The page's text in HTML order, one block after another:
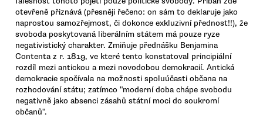
otevřeně přiznává (přesněji řečeno: on sám to deklaruje jako
naprostou samozřejmost, či dokonce exkluzivní přednost!!), že
svoboda poskytovaná liberálním státem má pouze ryze
negativistický charakter. Zmiňuje přednášku Benjamina
Contenta z r. 1819, ve které tento konstatoval principiální
rozdíl mezi antickou a mezi novodobou demokracií. Antická
demokracie spočívala na možnosti spoluúčasti občana na
rozhodování státu; zatímco "moderní doba chápe svobodu
negativně jako absenci zásahů státní moci do soukromí
občanů".